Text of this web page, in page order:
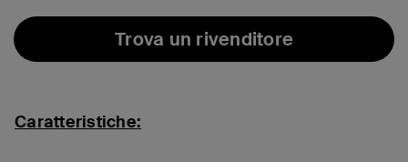
Trova un rivenditore
Caratteristiche: